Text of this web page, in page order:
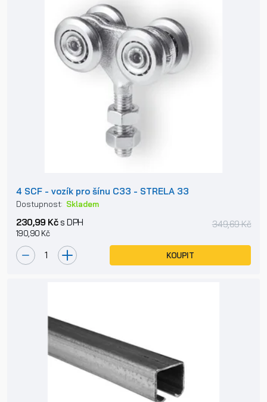
4 SCF - vozík pro šínu C33 - STRELA 33
Dostupnost: Skladem
230,99 Kčs DPH
190,90 Kč
349,69 Kč
KOUPIT